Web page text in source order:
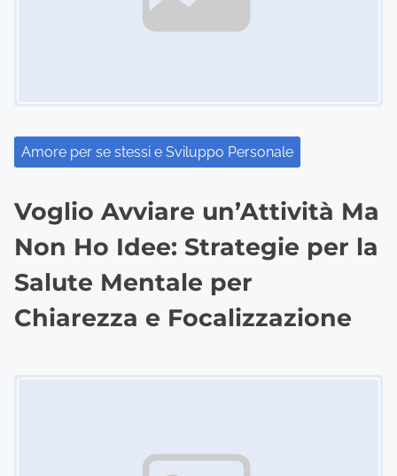
oAmore per se stessi e Sviluppo Personale
Voglio Avviare un’Attività Ma
Non Ho Idee: Strategie per la
Salute Mentale per
Chiarezza e Focalizzazione